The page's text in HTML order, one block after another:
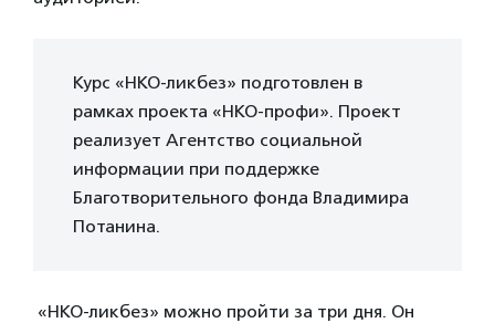
Курс «НКО-ликбез» подготовлен в
рамках проекта «НКО-профи». Проект
реализует Агентство социальной
информации при поддержке
Благотворительного фонда Владимира
Потанина.
«НКО-ликбез» можно пройти за три дня. Он